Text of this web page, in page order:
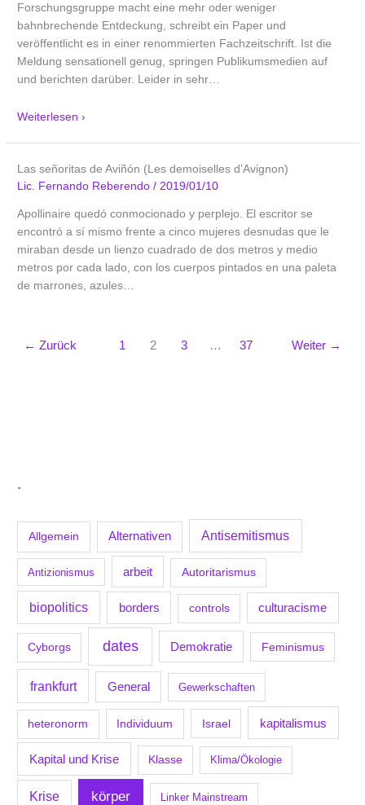
.
Allgemein Alternativen Antisemitismus
Antizionismus arbeit Autoritarismus
biopolitics borders controls culturacisme
Cyborgs dates Demokratie Feminismus
frankfurt General Gewerkschaften
heteronorm Individuum Israel kapitalismus
Kapital und Krise Klasse Klima/Ökologie
Krise körper Linker Mainstream
Forschungsgruppe macht eine mehr oder weniger
bahnbrechende Entdeckung, schreibt ein Paper und
veröffentlicht es in einer renommierten Fachzeitschrift. Ist die
Meldung sensationell genug, springen Publikumsmedien auf
und berichten darüber. Leider in sehr
Weiterlesen ›
Las señoritas de Aviñón (Les demoiselles d’Avignon)
Lic. Fernando Reberendo/ 2019/01/10
Apollinaire quedó conmocionado y perplejo. El escritor se
encontró a sí mismo frente a cinco mujeres desnudas que le
miraban desde un lienzo cuadrado de dos metros y medio
metros por cada lado, con los cuerpos pintados en una paleta
de marrones, azules…
← Zurück 1 2 3 … 37 Weiter →